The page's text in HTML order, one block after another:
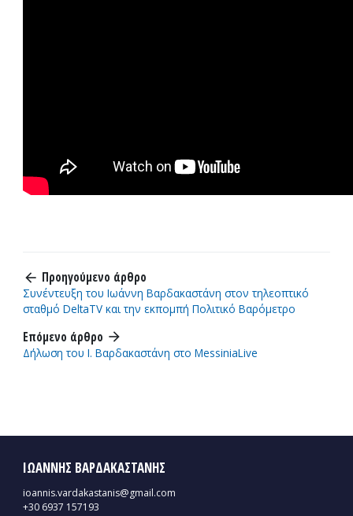
arrow_back Προηγούμενο άρθρο
Συνέντευξη του Ιωάννη Βαρδακαστάνη στον τηλεοπτικό
σταθμό DeltaTV και την εκπομπή Πολιτικό Βαρόμετρο
Επόμενο άρθρο arrow_forward
Δήλωση του Ι. Βαρδακαστάνη στο MessiniaLive
ΙΩΑΝΝΗΣ ΒΑΡΔΑΚΑΣΤΑΝΗΣ
ioannis.vardakastanis@gmail.com
+30 6937 157193